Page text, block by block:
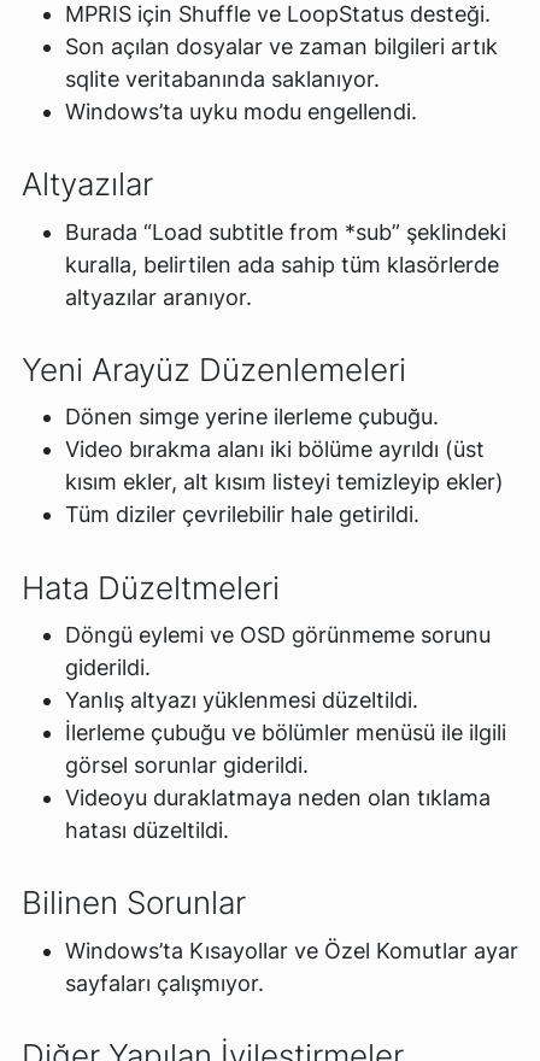
MPRIS için Shuffle ve LoopStatus desteği.
Son açılan dosyalar ve zaman bilgileri artık
sqlite veritabanında saklanıyor.
Windows’ta uyku modu engellendi.
Altyazılar
Burada “Load subtitle from *sub” şeklindeki
kuralla, belirtilen ada sahip tüm klasörlerde
altyazılar aranıyor.
Yeni Arayüz Düzenlemeleri
Dönen simge yerine ilerleme çubuğu.
Video bırakma alanı iki bölüme ayrıldı (üst
kısım ekler, alt kısım listeyi temizleyip ekler)
Tüm diziler çevrilebilir hale getirildi.
Hata Düzeltmeleri
Döngü eylemi ve OSD görünmeme sorunu
giderildi.
Yanlış altyazı yüklenmesi düzeltildi.
İlerleme çubuğu ve bölümler menüsü ile ilgili
görsel sorunlar giderildi.
Videoyu duraklatmaya neden olan tıklama
hatası düzeltildi.
Bilinen Sorunlar
Windows’ta Kısayollar ve Özel Komutlar ayar
sayfaları çalışmıyor.